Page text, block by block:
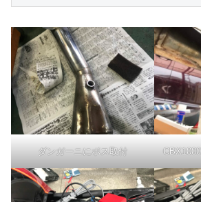
ダンガーニにボス取付